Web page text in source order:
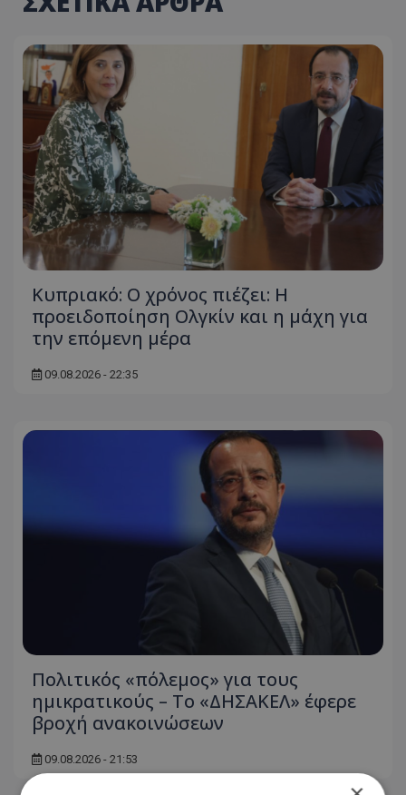
Κυπριακό: Ο χρόνος πιέζει: Η
προειδοποίηση Ολγκίν και η μάχη για
την επόμενη μέρα
09.08.2026 - 22:35
Πολιτικός «πόλεμος» για τους
ημικρατικούς – Το «ΔΗΣΑΚΕΛ» έφερε
βροχή ανακοινώσεων
09.08.2026 - 21:53